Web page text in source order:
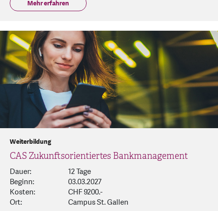
Mehr erfahren
Weiterbildung
CAS Zukunftsorientiertes Bankmanagement
Dauer:
12 Tage
Beginn:
03.03.2027
Kosten:
CHF 9200.-
Ort:
Campus St. Gallen